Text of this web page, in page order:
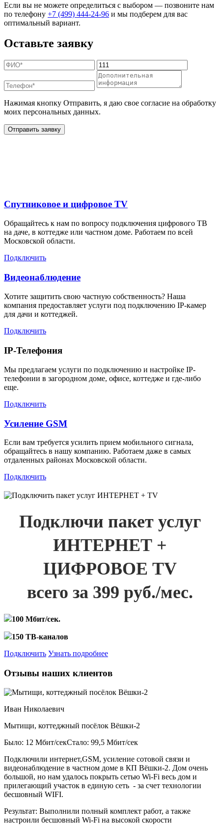
Если вы не можете определиться с выбором — позвоните нам
по телефону +7 (499) 444-24-96 и мы подберем для вас
оптимальный вариант.
Оставьте заявку
Нажимая кнопку Отправить, я даю свое согласие на обработку
моих персональных данных.
Отправить заявку
Спутниковое и цифровое TV
Обращайтесь к нам по вопросу подключения цифрового ТВ
на даче, в коттедже или частном доме. Работаем по всей
Московской области.
Подключить
Видеонаблюдение
Хотите защитить свою частную собственность? Наша
компания предоставляет услуги под подключению IP-камер
для дачи и коттеджей.
Подключить
IP-Телефония
Мы предлагаем услуги по подключению и настройке IP-
телефонии в загородном доме, офисе, коттедже и где-либо
еще.
Подключить
Усиление GSM
Если вам требуется усилить прием мобильного сигнала,
обращайтесь в нашу компанию. Работаем даже в самых
отдаленных районах Московской области.
Подключить
Подключи пакет услуг
ИНТЕРНЕТ +
ЦИФРОВОЕ TV
всего за 399 руб./мес.
100 Мбит/сек.
150 ТВ-каналов
Подключить Узнать подробнее
Отзывы наших клиентов
Иван Николаевич
Мытищи, коттеджный посёлок Вёшки-2
Было: 12 Мбит/секСтало: 99,5 Мбит/сек
Подключили интернет,GSM, усиление сотовой связи и
видеонаблюдение в частном доме в КП Вёшки-2. Дом очень
большой, но нам удалось покрыть сетью Wi-Fi весь дом и
прилегающий участок в единую сеть - за счет технологии
бесшовный WIFI.
Результат: Выполнили полный комплект работ, а также
настроили бесшовный Wi-Fi на высокой скорости